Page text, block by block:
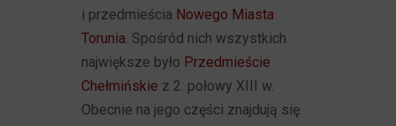
i przedmieścia Nowego Miasta
Torunia . Spośród nich wszystkich
największe było Przedmieście
Chełmińskie z 2. połowy XIII w.
Obecnie na jego części znajdują się